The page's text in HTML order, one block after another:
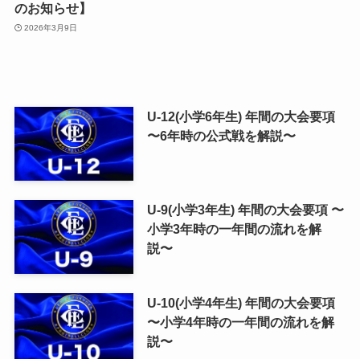
のお知らせ】
2026年3月9日
U-12(小学6年生) 年間の大会要項
〜6年時の公式戦を解説〜
U-9(小学3年生) 年間の大会要項 〜
小学3年時の一年間の流れを解
説〜
U-10(小学4年生) 年間の大会要項
〜小学4年時の一年間の流れを解
説〜